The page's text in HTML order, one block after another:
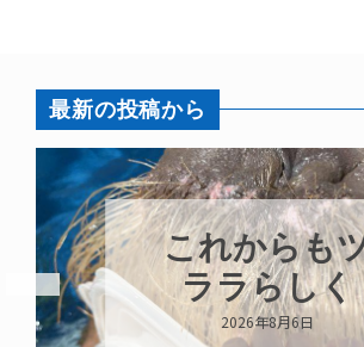
最新の投稿から
これからもツ
ララらしく
2026年8月6日